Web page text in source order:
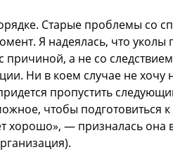
Старые проблемы со
Я надеялась, что уколы
причиной, а не со
Ни в коем случае не
пропустить
чтобы
хорошо», — призналась